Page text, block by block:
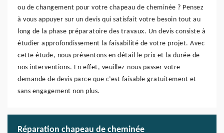
ou de changement pour votre chapeau de cheminée ? Pensez
à vous appuyer sur un devis qui satisfait votre besoin tout au
long de la phase préparatoire des travaux. Un devis consiste à
étudier approfondissement la faisabilité de votre projet. Avec
cette étude, nous présentons en détail le prix et la durée de
nos interventions. En effet, veuillez-nous passer votre
demande de devis parce que c’est faisable gratuitement et
sans engagement non plus.
Réparation chapeau de cheminée